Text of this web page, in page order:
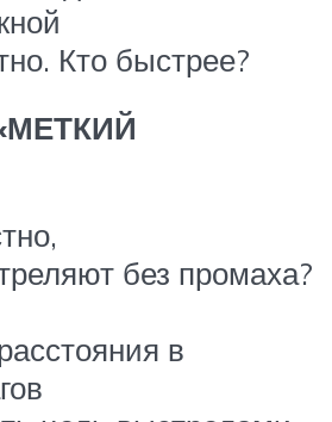
Кто быстрее?
без промаха?
в